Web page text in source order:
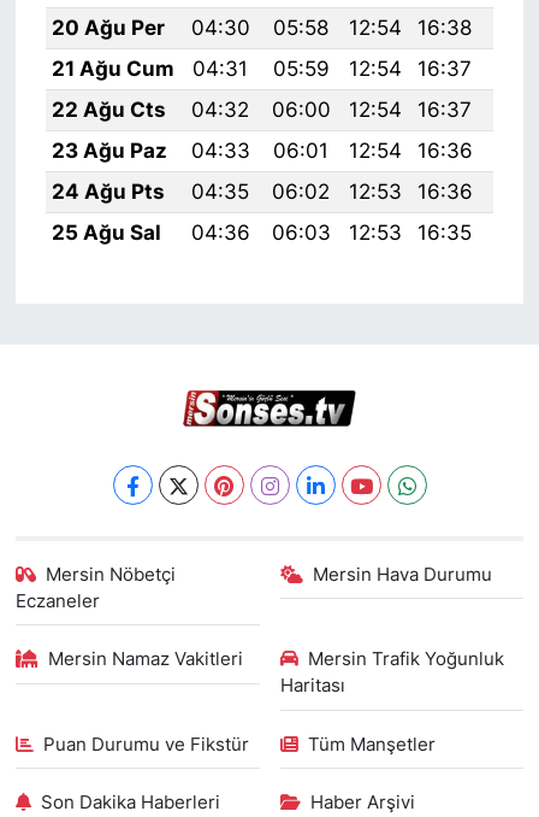
20 Ağu Per
04:30 05:58 12:54 16:38
21 Ağu Cum
04:31 05:59 12:54 16:37
22 Ağu Cts
04:32 06:00 12:54 16:37
23 Ağu Paz
04:33 06:01 12:54 16:36
24 Ağu Pts
04:35 06:02 12:53 16:36
25 Ağu Sal
04:36 06:03 12:53 16:35
Mersin Nöbetçi
Eczaneler
Mersin Hava Durumu
Mersin Namaz Vakitleri
Mersin Trafik Yoğunluk
Haritası
Puan Durumu ve Fikstür Tüm Manşetler
Son Dakika Haberleri Haber Arşivi